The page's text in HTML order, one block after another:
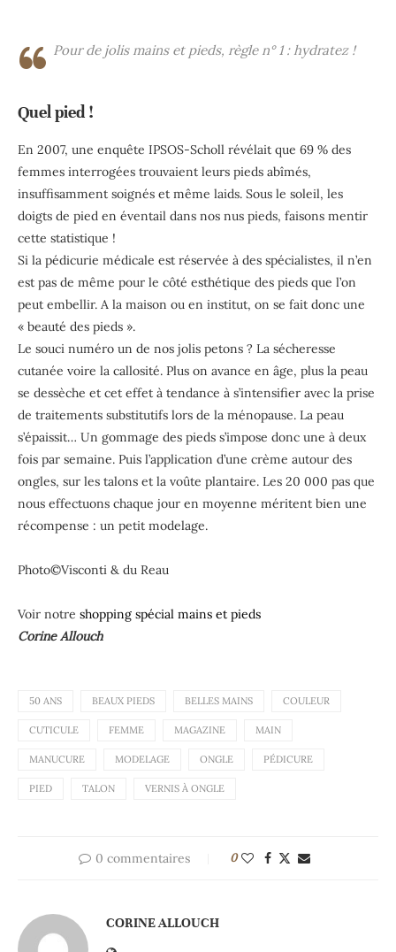
Pour de jolis mains et pieds, règle n° 1 : hydratez !
Quel pied !
En 2007, une enquête IPSOS-Scholl révélait que 69 % des
femmes interrogées trouvaient leurs pieds abîmés,
insuffisamment soignés et même laids. Sous le soleil, les
doigts de pied en éventail dans nos nus pieds, faisons mentir
cette statistique !
Si la pédicurie médicale est réservée à des spécialistes, il n’en
est pas de même pour le côté esthétique des pieds que l’on
peut embellir. A la maison ou en institut, on se fait donc une
« beauté des pieds ».
Le souci numéro un de nos jolis petons ? La sécheresse
cutanée voire la callosité. Plus on avance en âge, plus la peau
se dessèche et cet effet à tendance à s’intensifier avec la prise
de traitements substitutifs lors de la ménopause. La peau
s’épaissit… Un gommage des pieds s’impose donc une à deux
fois par semaine. Puis l’application d’une crème autour des
ongles, sur les talons et la voûte plantaire. Les 20 000 pas que
nous effectuons chaque jour en moyenne méritent bien une
récompense : un petit modelage.
Photo©Visconti & du Reau
Voir notre shopping spécial mains et pieds
Corine Allouch
50 ANS BEAUX PIEDS BELLES MAINS COULEUR
CUTICULE FEMME MAGAZINE MAIN
MANUCURE MODELAGE ONGLE PÉDICURE
PIED TALON VERNIS À ONGLE
0 commentaires 0
CORINE ALLOUCH